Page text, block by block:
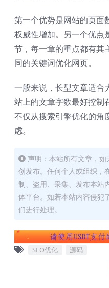
第一个优势是网站的页面
权威性增加。另一个优点
节，每一章的重点都有其
同的关键词优化网页。
一般来说，长型文章适合
站上的文章字数最好控制
不仅从搜索引擎优化的角
虑。
声明：本站所有文章，
创发布。任何个人或组织，
制、盗用、采集、发布本站
体平台。如若本站内容侵犯
们进行处理。
SEO优化 源码